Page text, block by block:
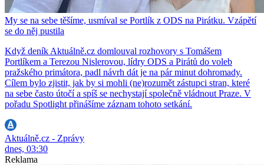
My se na sebe těšíme, usmíval se Portlík z ODS na Pirátku. Vzápětí
se do něj pustila
Když deník Aktuálně.cz domlouval rozhovory s Tomášem
Portlíkem a Terezou Nislerovou, lídry ODS a Pirátů do voleb
pražského primátora, padl návrh dát je na pár minut dohromady.
Cílem bylo zjistit, jak by si mohli (ne)rozumět zástupci stran, které
na sebe často útočí a spíš se nechystají společně vládnout Praze. V
pořadu Spotlight přinášíme záznam tohoto setkání.
Aktuálně.cz - Zprávy
dnes, 03:30
Reklama